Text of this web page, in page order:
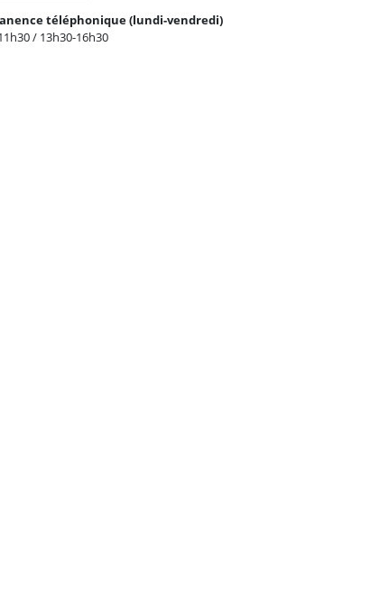
téléphonique (lundi-vendredi)
/ 13h30-16h30